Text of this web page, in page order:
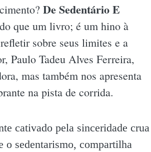
De Sedentário E
que um livro; é um hino à
sobre seus limites e a
Paulo Tadeu Alves Ferreira,
mas também nos apresenta
na pista de corrida.
cativado pela sinceridade crua
o sedentarismo, compartilha